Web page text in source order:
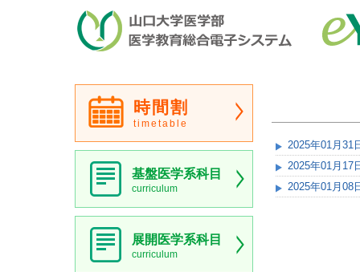
時間割
timetable
基盤医学系科目
curriculum
展開医学系科目
curriculum
2025年01月31
2025年01月17
2025年01月08